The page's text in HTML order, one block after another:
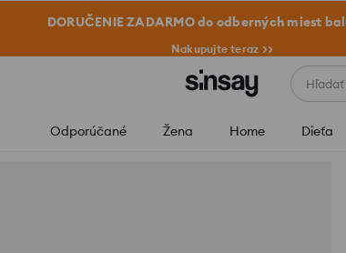
DORUČENIE ZADARMO do odberných miest
Nakupujte teraz >>
Hľadať
Odporúčané Žena Home Dieťa